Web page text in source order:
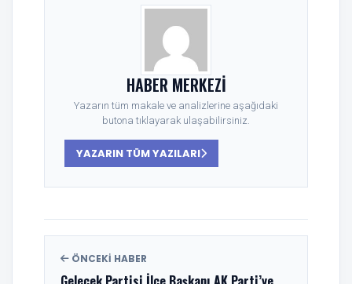
HABER MERKEZI
Yazarın tüm makale ve analizlerine aşağıdaki
butona tıklayarak ulaşabilirsiniz.
YAZARIN TÜM YAZILARI
ÖNCEKI HABER